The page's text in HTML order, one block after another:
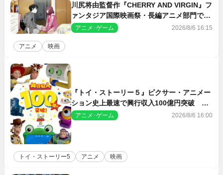
川尻将由監督作『CHERRY AND VIRGIN』フ
ァンタジア国際映画祭・長編アニメ部門で観
客賞・金賞受賞！
アニメ･ゲーム 2026/8/6 16:15
アニメ 映画
『トイ・ストーリー５』ピクサー・アニメー
ション史上最速で興行収入100億円突破 シ
リーズNo.1興収が目前
アニメ･ゲーム 2026/8/6 16:00
トイ・ストーリー5 アニメ 映画